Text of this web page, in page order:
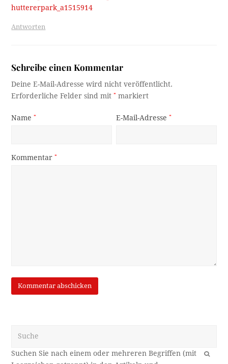
huttererpark_a1515914
Antworten
Schreibe einen Kommentar
Deine E-Mail-Adresse wird nicht veröffentlicht.
Erforderliche Felder sind mit* markiert
Name* E-Mail-Adresse*
Kommentar*
OK